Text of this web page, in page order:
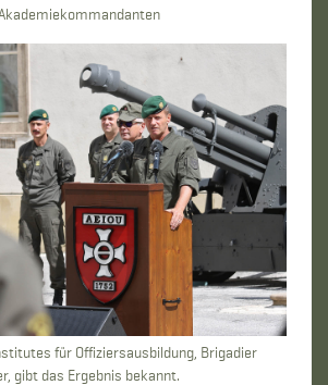
für Offiziersausbildung, Brigadier
gibt das Ergebnis bekannt.